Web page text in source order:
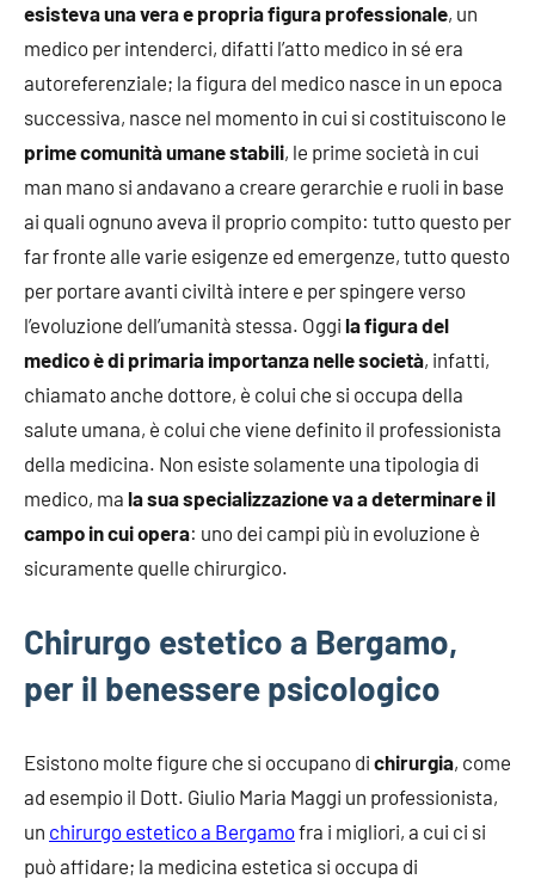
esisteva una vera e propria figura professionale, un
medico per intenderci, difatti l’atto medico in sé era
autoreferenziale; la figura del medico nasce in un epoca
successiva, nasce nel momento in cui si costituiscono le
prime comunità umane stabili, le prime società in cui
man mano si andavano a creare gerarchie e ruoli in base
ai quali ognuno aveva il proprio compito: tutto questo per
far fronte alle varie esigenze ed emergenze, tutto questo
per portare avanti civiltà intere e per spingere verso
l’evoluzione dell’umanità stessa. Oggi la figura del
medico è di primaria importanza nelle società, infatti,
chiamato anche dottore, è colui che si occupa della
salute umana, è colui che viene definito il professionista
della medicina. Non esiste solamente una tipologia di
medico, ma la sua specializzazione va a determinare il
campo in cui opera: uno dei campi più in evoluzione è
sicuramente quelle chirurgico.
Chirurgo estetico a Bergamo,
per il benessere psicologico
Esistono molte figure che si occupano di chirurgia, come
ad esempio il Dott. Giulio Maria Maggi un professionista,
un chirurgo estetico a Bergamofra i migliori, a cui ci si
può affidare; la medicina estetica si occupa di